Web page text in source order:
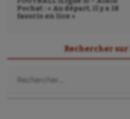
Pochat : « Au départ, il y a 18
favoris en lice »
Rechercher sur